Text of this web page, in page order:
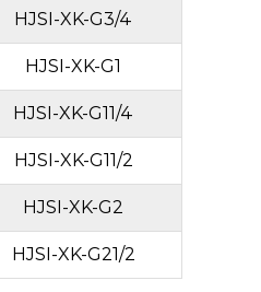
HJSI-XK-G3/4
HJSI-XK-G1
HJSI-XK-G11/4
HJSI-XK-G11/2
HJSI-XK-G2
HJSI-XK-G21/2